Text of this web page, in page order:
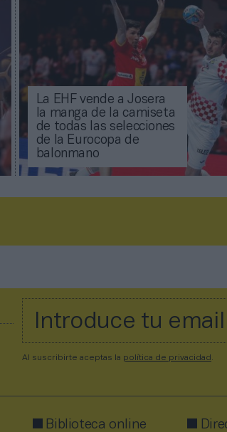
La EHF vende a Josera
la manga de la camiseta
de todas las selecciones
de la Eurocopa de
balonmano
Al suscribirte aceptas la política de privacidad
Biblioteca online